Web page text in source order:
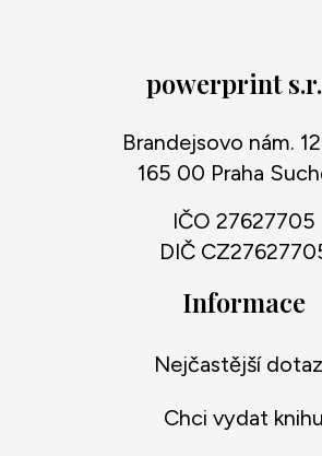
powerprint
Brandejsovo nám.
165 00 Praha
IČO 27627705
DIČ
Informace
Nejčastější
Chci vydat knihu